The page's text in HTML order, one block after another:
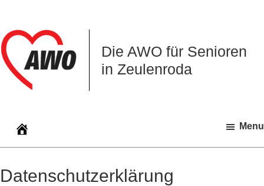
springen
springen
springen
Die AWO für Senioren
in Zeulenroda
Menu
Datenschutzerklärung